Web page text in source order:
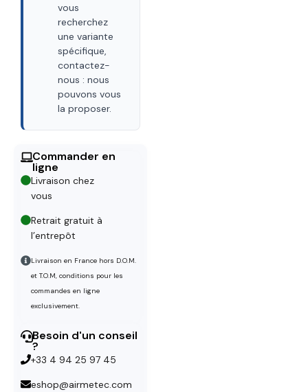
vous
recherchez
une variante
spécifique,
contactez-
nous : nous
pouvons vous
la proposer.
Commander en
ligne
Livraison chez
vous
Retrait gratuit à
l’entrepôt
Livraison en France hors D.O.M.
et T.O.M, conditions pour les
commandes en ligne
exclusivement.
Besoin d'un conseil
?
+33 4 94 25 97 45
eshop@airmetec.com